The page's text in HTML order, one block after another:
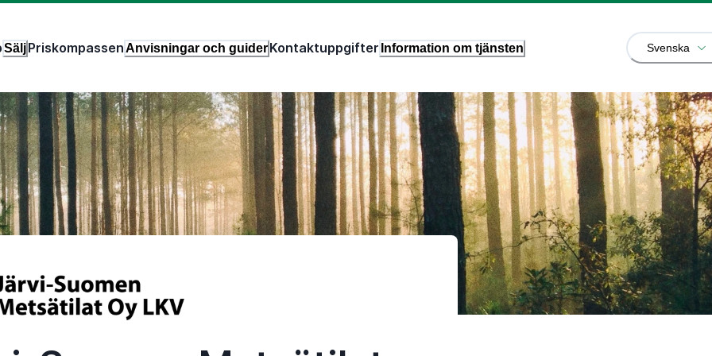
SäljPriskompassenAnvisningar och guiderKontaktuppgifter Information om tjänsten Svenska